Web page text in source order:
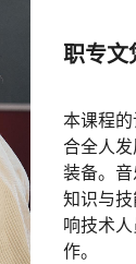
职专文
本课程
合全人
装备。
知识与
响技术
作。